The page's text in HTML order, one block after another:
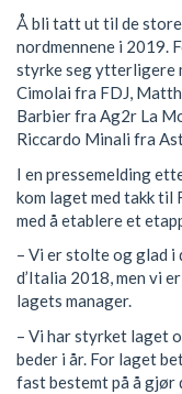
Å bli tatt ut til de
nordmennene i 2019.
styrke seg ytterligere
Cimolai fra FDJ,
Barbier fra Ag2r La
Riccardo Minali fra
I en pressemelding
kom laget med takk til
med å etablere et
– Vi er stolte og glad
d’Italia 2018, men vi
lagets manager.
– Vi har styrket laget
beder i år. For laget
fast bestemt på å gjør